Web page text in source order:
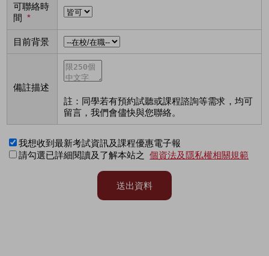
可聯絡時
間 *
目前背景
備註描述
註：同學若有預約試聽或課程諮詢等需求，均可
留言，我們會儘快與您聯絡。
我想收到最新考試資訊及課程優惠電子報
請勾選已詳細閱讀及了解本站之
個資法及隱私權相關規範
送出資料